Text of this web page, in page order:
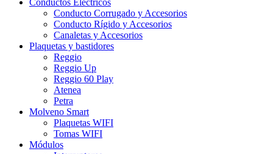
Conductos Eléctricos
Conducto Corrugado y Accesorios
Conducto Rígido y Accesorios
Canaletas y Accesorios
Plaquetas y bastidores
Reggio
Reggio Up
Reggio 60 Play
Atenea
Petra
Molveno Smart
Plaquetas WIFI
Tomas WIFI
Módulos